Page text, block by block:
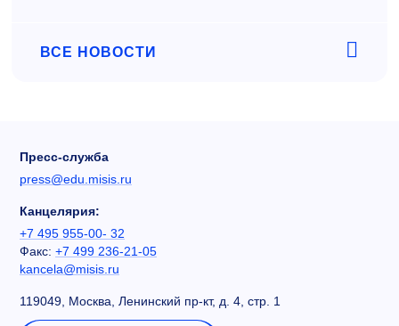
ВСЕ НОВОСТИ
Пресс-служба
press@edu.misis.ru
Канцелярия:
+7 495 955-00- 32
Факс: +7 499 236-21-05
kancela@misis.ru
119049, Москва, Ленинский пр-кт, д. 4, стр. 1